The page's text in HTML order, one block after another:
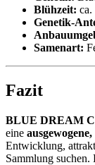
Blühzeit: ca.
Genetik-
Samenart:
Fazit
BLUE DREAM
eine
Entwicklung,
Sammlung